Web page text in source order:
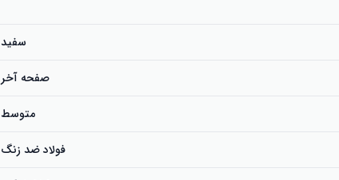
سفید
صفحه آخر
متوسط
فولاد ضد زنگ